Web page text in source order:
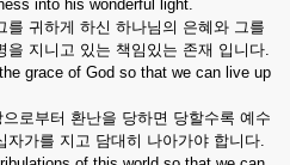
into his wonderful light.
귀하게 하신 하나님의 은혜와 그를
지니고 있는 책임있는 존재 입니다.
grace of God so that we can live up
로부터 환난을 당하면 당할수록 예수
가를 지고 담대히 나아가야 합니다.